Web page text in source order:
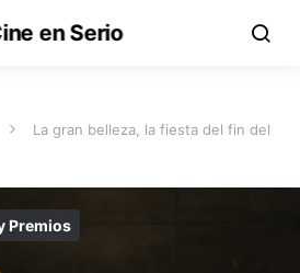
en Serio
La gran belleza, la fiesta del fin del
Premios